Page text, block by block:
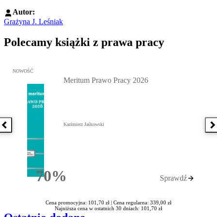
Autor:
Grażyna J. Leśniak
Polecamy książki z prawa pracy
Poprzednia książka
Przejdź do: Meritum Prawo Pracy 2026, Kazimierz Jaśkowski -
NOWOŚĆ
70%Rabatu
Meritum Prawo Pracy 2026
Kazimierz Jaśkowski
Sprawdź
Cena promocyjna: 101,70 zł | Cena regularna: 339,00 zł
Najniższa cena w ostatnich 30 dniach: 101,70 zł